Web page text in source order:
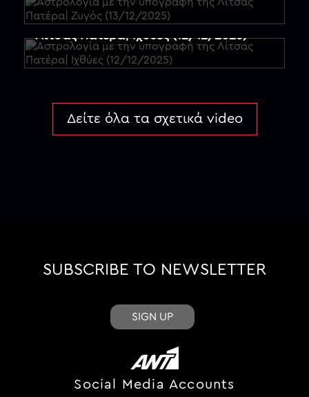
Αστρολογία με την υπογραφή της
Λίτσας Πατέρα| Ιχθύες (12/12/2025)
Δείτε όλα τα σχετικά video
SUBSCRIBE TO NEWSLETTER
SIGN UP
Social Media Accounts